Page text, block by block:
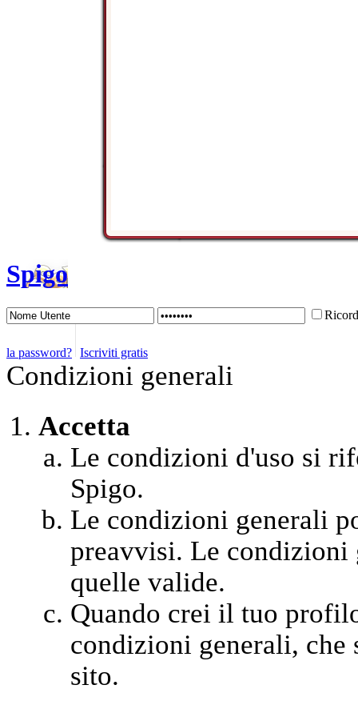
Spigo
la password? Iscriviti gratis
Condizioni generali
Accetta
Le condizioni d'uso si
Spigo.
Le condizioni generali
preavvisi. Le condizioni
quelle valide.
Quando crei il tuo
condizioni generali,
sito.